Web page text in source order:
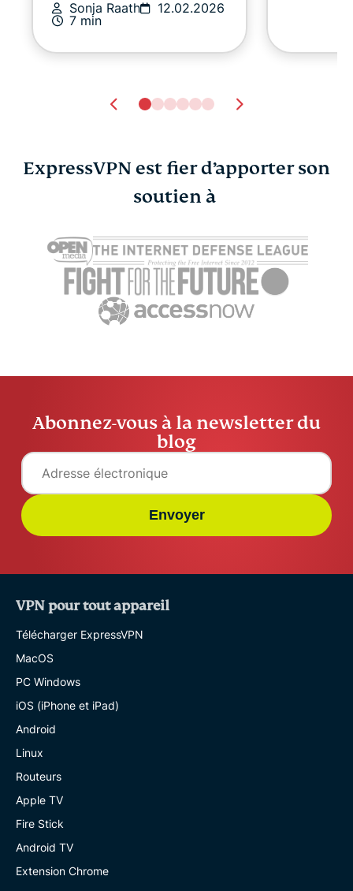
Sonja Raath
12.02.2026
7 min
ExpressVPN est fier d’apporter son
soutien à
Abonnez-vous à la newsletter du
blog
Envoyer
VPN pour tout appareil
Télécharger ExpressVPN
MacOS
PC Windows
iOS (iPhone et iPad)
Android
Linux
Routeurs
Apple TV
Fire Stick
Android TV
Extension Chrome